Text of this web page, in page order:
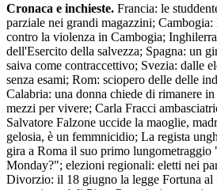
Cronaca e inchieste. Francia: le
parziale nei grandi magazzini;
contro la violenza in Cambogia;
dell'Esercito della salvezza; Spagna: un
saiva come contraccettivo; Svezia: dalle
senza esami; Rom: sciopero delle delle
Calabria: una donna chiede di rimanere
mezzi per vivere; Carla Fracci
Salvatore Falzone uccide la maoglie,
gelosia, è un femmnicidio; La regista
gira a Roma il suo primo lungometraggio
Monday?"; elezioni regionali: eletti nei
Divorzio: il 18 giugno la legge Fortuna